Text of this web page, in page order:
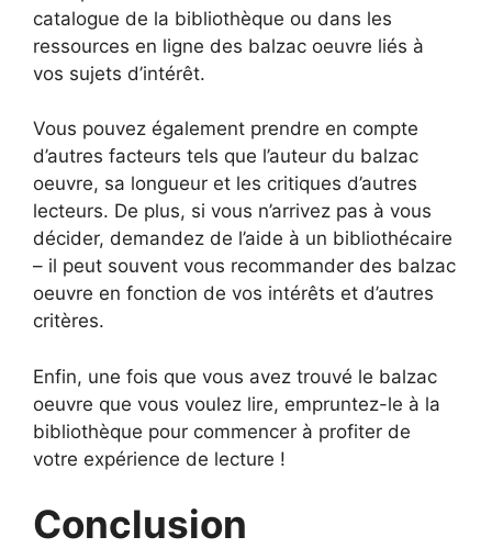
catalogue de la bibliothèque ou dans les
ressources en ligne des balzac oeuvre liés à
vos sujets d’intérêt.
Vous pouvez également prendre en compte
d’autres facteurs tels que l’auteur du balzac
oeuvre, sa longueur et les critiques d’autres
lecteurs. De plus, si vous n’arrivez pas à vous
décider, demandez de l’aide à un bibliothécaire
– il peut souvent vous recommander des balzac
oeuvre en fonction de vos intérêts et d’autres
critères.
Enfin, une fois que vous avez trouvé le balzac
oeuvre que vous voulez lire, empruntez-le à la
bibliothèque pour commencer à profiter de
votre expérience de lecture !
Conclusion